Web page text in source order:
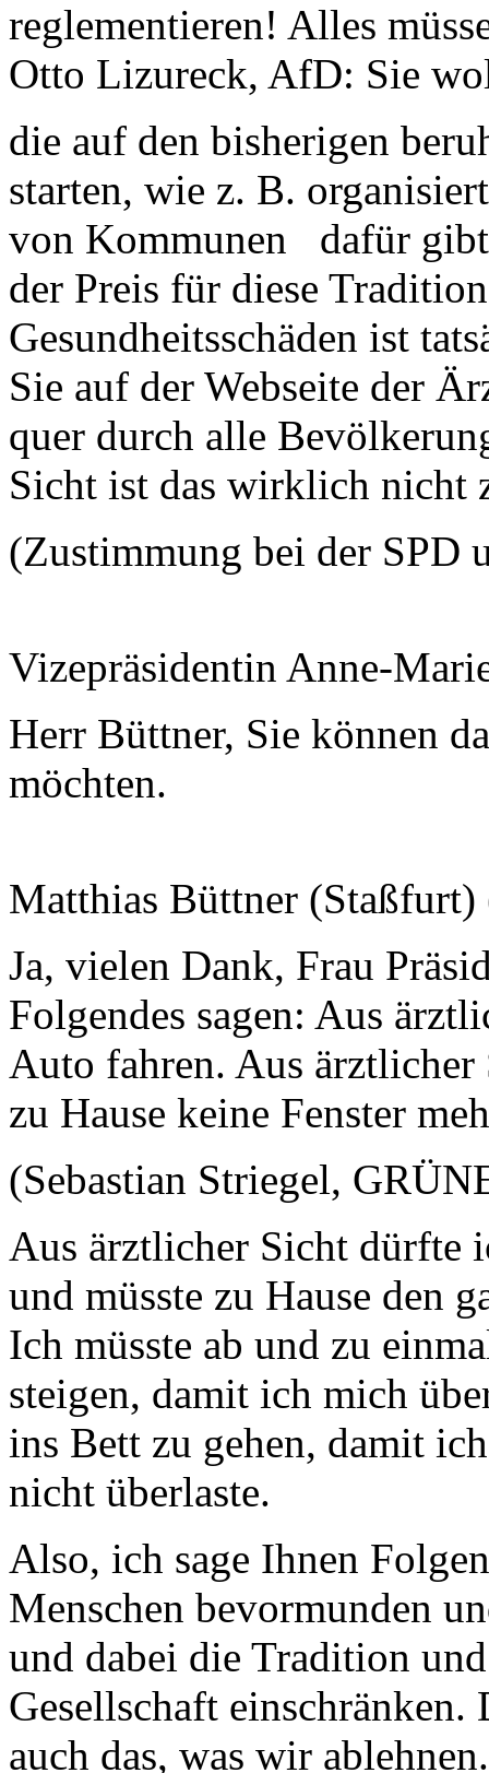
reglementieren! Alles
Otto Lizureck, AfD: Sie
die auf den bisherigen
starten, wie z. B.
von Kommunen dafür
der Preis für diese
Gesundheitsschäden ist
Sie auf der Webseite der
quer durch alle
Sicht ist das wirklich nicht
(Zustimmung bei der SPD
Vizepräsidentin Anne-
Herr Büttner, Sie können
möchten.
Matthias Büttner
Ja, vielen Dank, Frau
Folgendes sagen: Aus
Auto fahren. Aus
zu Hause keine Fenster
(Sebastian Striegel,
Aus ärztlicher Sicht dürfte
und müsste zu Hause den
Ich müsste ab und zu
steigen, damit ich mich
ins Bett zu gehen, damit
nicht überlaste.
Also, ich sage Ihnen
Menschen bevormunden
und dabei die Tradition
Gesellschaft
auch das, was wir ablehnen.